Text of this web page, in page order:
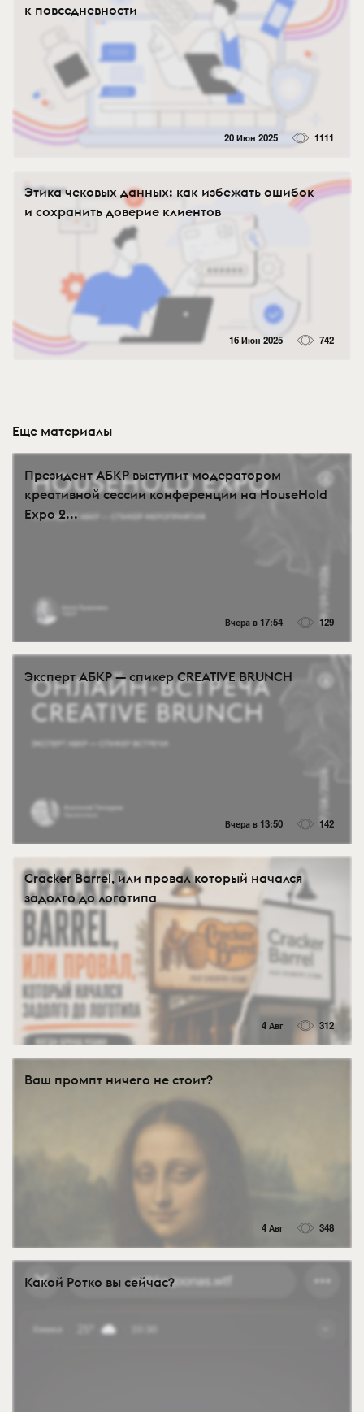
к повседневности
20 Июн 2025 1111
Этика чековых данных: как избежать ошибок
и сохранить доверие клиентов
16 Июн 2025 742
Еще материалы
Президент АБКР выступит модератором
креативной сессии конференции на HouseHold
Expo 2...
Вчера в 17:54 129
Эксперт АБКР — спикер CREATIVE BRUNCH
Вчера в 13:50 142
Cracker Barrel, или провал который начался
задолго до логотипа
4 Авг 312
Ваш промпт ничего не стоит?
4 Авг 348
Какой Ротко вы сейчас?